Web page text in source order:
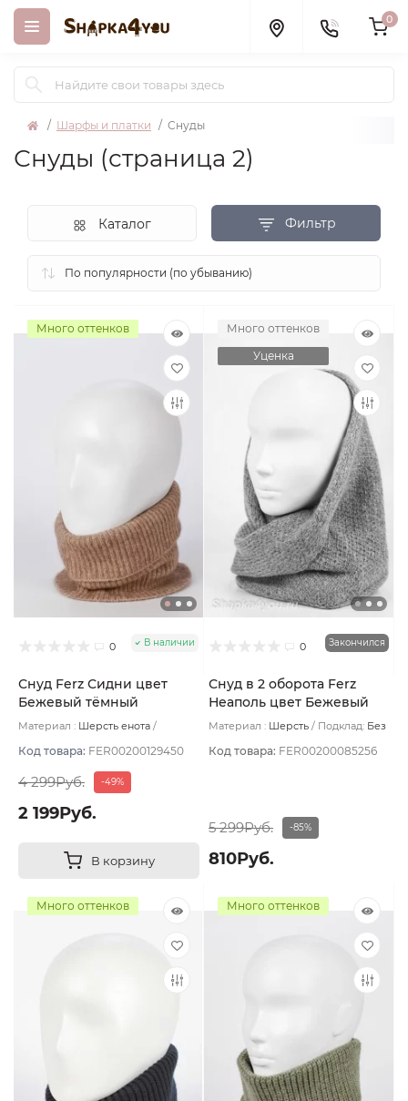
0
Шарфы и платки Снуды
Снуды (страница 2)
Фильтр
Каталог
Много оттенков
0 В наличии
Снуд Ferz Сидни цвет
Бежевый тёмный
Материал : Шерсть енота
Код товара: FER00200129450
4 299Руб. -49%
2 199Руб.
В корзину
Много оттенков
Уценка
0 Закончился
Снуд в 2 оборота Ferz
Неаполь цвет Бежевый
теплый
Материал : Шерсть Подклад: Без
Код товара: FER00200085256
5 299Руб. -85%
810Руб.
Много оттенков Много оттенков